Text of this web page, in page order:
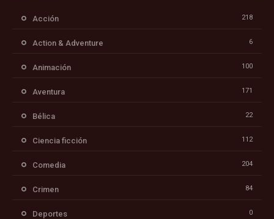
Acción 218
Action & Adventure 6
Animación 100
Aventura 171
Bélica 22
Ciencia ficción 112
Comedia 204
Crimen 84
Deportes 0